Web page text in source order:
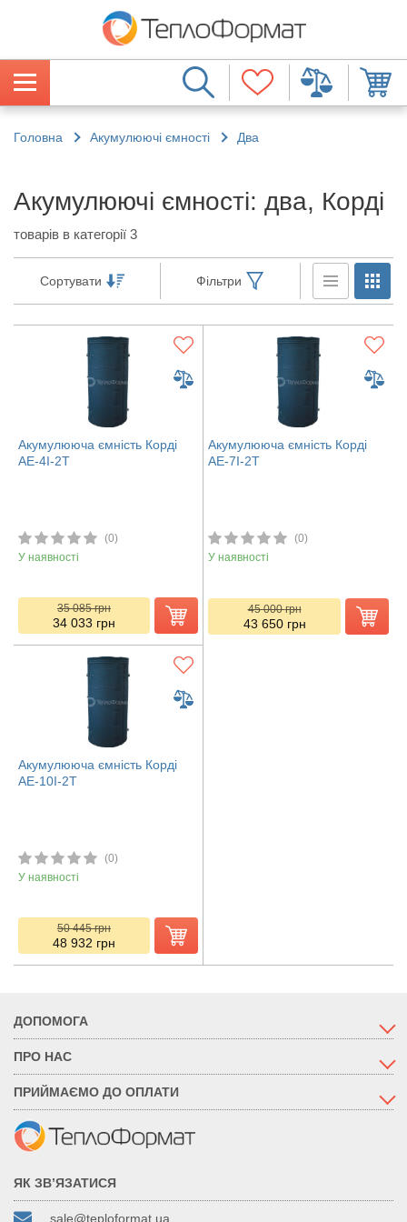
Головна Акумулюючі ємності Два
Акумулюючі ємності: два, Корді
товарів в категорії 3
Сортувати Фільтри
Акумулююча ємність Корді
АЕ-4І-2Т
(0)
У наявності
35 085грн
34 033 грн
Акумулююча ємність Корді
АЕ-7І-2Т
(0)
У наявності
45 000грн
43 650 грн
Акумулююча ємність Корді
АЕ-10І-2Т
(0)
У наявності
50 445грн
48 932 грн
ДОПОМОГА
ПРО НАС
ПРИЙМАЄМО ДО ОПЛАТИ
ЯК ЗВ’ЯЗАТИСЯ
sale@teploformat.ua